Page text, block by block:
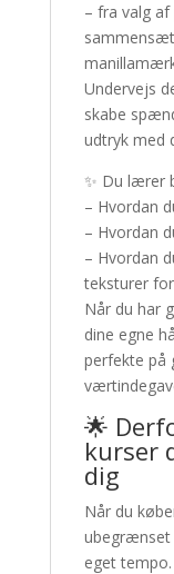
– fra valg
Undervejs
skabe
udtryk med
✨ Du lærer
– Hvordan
– Hvordan
– Hvordan
teksturer
Når du har
dine egne
perfekte på
🌟
kurser
dig
Når du
ubegrænset
eget tempo.